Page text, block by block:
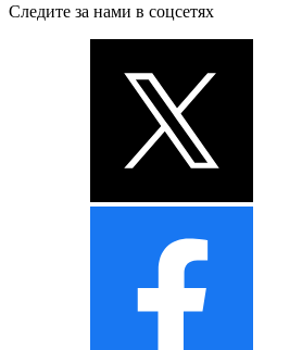
Следите за нами в соцсетях